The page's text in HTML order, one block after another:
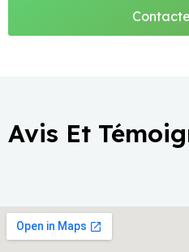
Avis Et